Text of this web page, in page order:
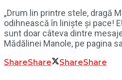
„Drum lin printre stele, dragă
odihnească în liniște și pace!
sunt doar câteva dintre
Mădălinei Manole, pe pagina
ShareShare ShareShare